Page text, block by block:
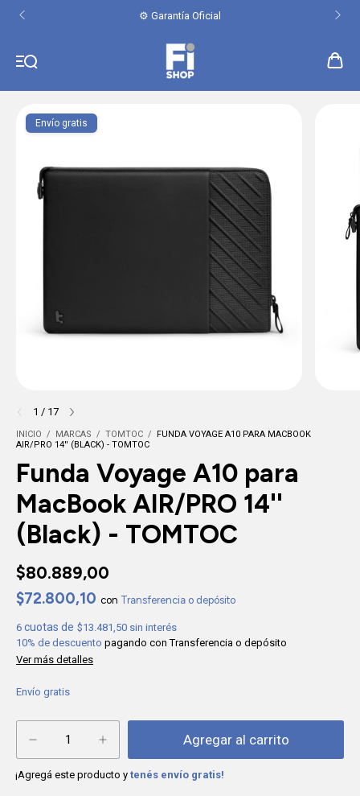
⚙️ Garantía Oficial
Envío gratis
1 / 17
INICIO / MARCAS / TOMTOC /
FUNDA VOYAGE A10 PARA MACBOOK
AIR/PRO 14'' (BLACK) - TOMTOC
Funda Voyage A10 para
MacBook AIR/PRO 14''
(Black) - TOMTOC
$80.889,00
$72.800,10 con Transferencia o depósito
6 $13.481,50 sin interés
10% de descuento pagando con Transferencia o depósito
Ver más detalles
Envío gratis
¡Agregá este producto y tenés envío gratis!